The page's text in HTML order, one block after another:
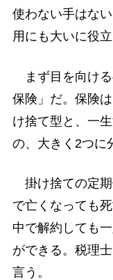
使わない手はな
用にも大いに役
まず目を向ける
保険」だ。保険
け捨て型と、一
の、大きく2つに
掛け捨ての定期
で亡くなっても
中で解約しても
ができる。税理
言う。